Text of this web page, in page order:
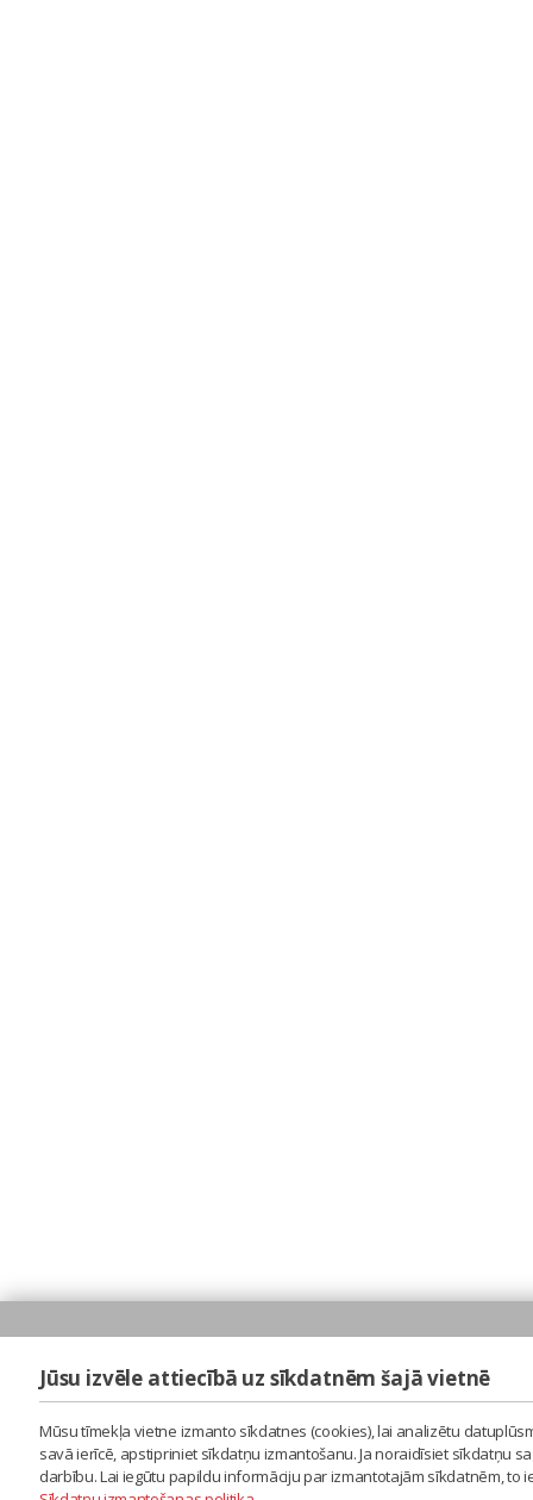
Jūsu izvēle attiecībā uz sīkdatnēm šajā vietnē
Mūsu tīmekļa vietne izmanto sīkdatnes (cookies), lai analizētu
savā ierīcē, apstipriniet sīkdatņu izmantošanu. Ja noraidīsiet sīkdatņu
darbību. Lai iegūtu papildu informāciju par izmantotajām sīkdatnēm,